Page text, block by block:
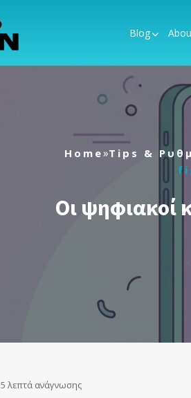
Blog
Home»Tips &
Οι ψηφιακοί
5 λεπτά ανάγνωσης